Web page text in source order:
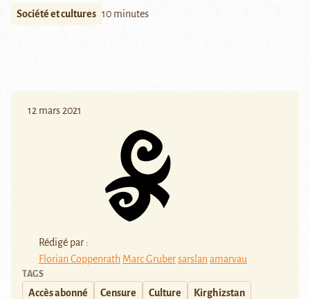
Société et cultures 10 minutes
12 mars 2021
Rédigé par :
Florian Coppenrath Marc Grubersarslan amarvau
TAGS
Accès abonné Censure Culture Kirghizstan